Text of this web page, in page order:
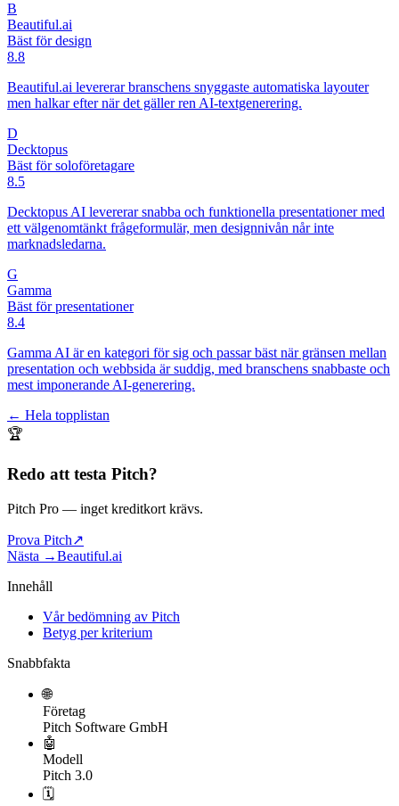
B
Beautiful.ai
Bäst för design
8.8
Beautiful.ai levererar branschens snyggaste automatiska layouter
men halkar efter när det gäller ren AI-textgenerering.
D
Decktopus
Bäst för soloföretagare
8.5
Decktopus AI levererar snabba och funktionella presentationer med
ett välgenomtänkt frågeformulär, men designnivån når inte
marknadsledarna.
G
Gamma
Bäst för presentationer
8.4
Gamma AI är en kategori för sig och passar bäst när gränsen mellan
presentation och webbsida är suddig, med branschens snabbaste och
mest imponerande AI-generering.
← Hela topplistan
🏆
Redo att testa Pitch?
Pitch Pro — inget kreditkort krävs.
Prova Pitch↗
Nästa →Beautiful.ai
Innehåll
Vår bedömning av Pitch
Betyg per kriterium
Snabbfakta
🌐
Företag
Pitch Software GmbH
🤖
Modell
Pitch 3.0
🗓